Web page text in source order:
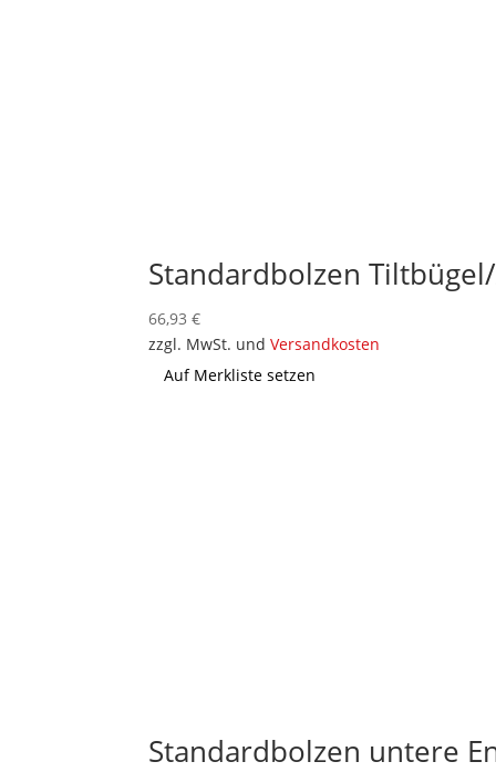
Standardbolzen
66,93€
zzgl. MwSt. undVersandkosten
Auf Merkliste setzen
Standardbolzen untere